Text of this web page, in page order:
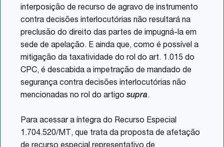
interposição de recurso de agravo de instrumento
contra decisões interlocutórias não resultará na
preclusão do direito das partes de impugná-la em
sede de apelação. E ainda que, como é possível a
mitigação da taxatividade do rol do art. 1.015 do
CPC, é descabida a impetração de mandado de
segurança contra decisões interlocutórias não
mencionadas no rol do artigo supra.
Para acessar a íntegra do Recurso Especial
1.704.520/MT, que trata da proposta de afetação